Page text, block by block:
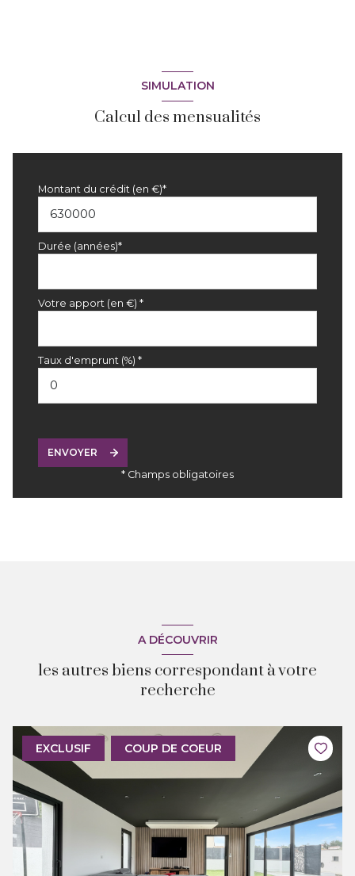
SIMULATION
Calcul des mensualités
Montant du crédit (en €)*
Durée (années)*
Votre apport (en €) *
Taux d'emprunt (%) *
ENVOYER
* Champs obligatoires
A DÉCOUVRIR
les autres biens correspondant à votre
recherche
EXCLUSIF COUP DE COEUR